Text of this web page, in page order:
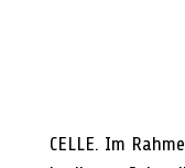
CELLE. Im